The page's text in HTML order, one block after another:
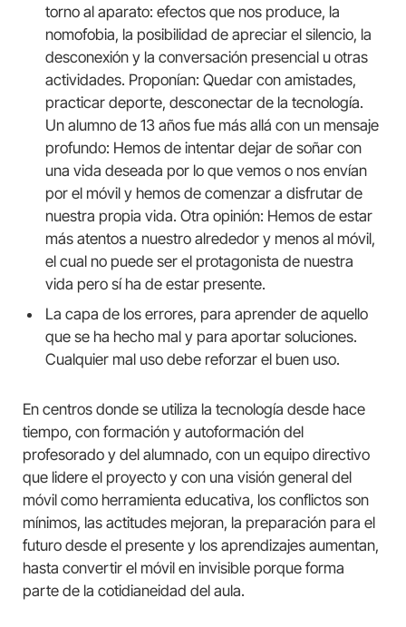
torno al aparato: efectos que nos produce, la
nomofobia, la posibilidad de apreciar el silencio, la
desconexión y la conversación presencial u otras
actividades. Proponían: Quedar con amistades,
practicar deporte, desconectar de la tecnología.
Un alumno de 13 años fue más allá con un mensaje
profundo: Hemos de intentar dejar de soñar con
una vida deseada por lo que vemos o nos envían
por el móvil y hemos de comenzar a disfrutar de
nuestra propia vida. Otra opinión: Hemos de estar
más atentos a nuestro alrededor y menos al móvil,
el cual no puede ser el protagonista de nuestra
vida pero sí ha de estar presente.
La capa de los errores, para aprender de aquello
que se ha hecho mal y para aportar soluciones.
Cualquier mal uso debe reforzar el buen uso.
En centros donde se utiliza la tecnología desde hace
tiempo, con formación y autoformación del
profesorado y del alumnado, con un equipo directivo
que lidere el proyecto y con una visión general del
móvil como herramienta educativa, los conflictos son
mínimos, las actitudes mejoran, la preparación para el
futuro desde el presente y los aprendizajes aumentan,
hasta convertir el móvil en invisible porque forma
parte de la cotidianeidad del aula.